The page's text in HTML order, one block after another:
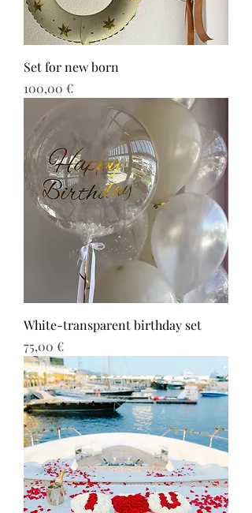
Set for new born
Τιμή
100,00 €
White-transparent birthday set
Τιμή
75,00 €